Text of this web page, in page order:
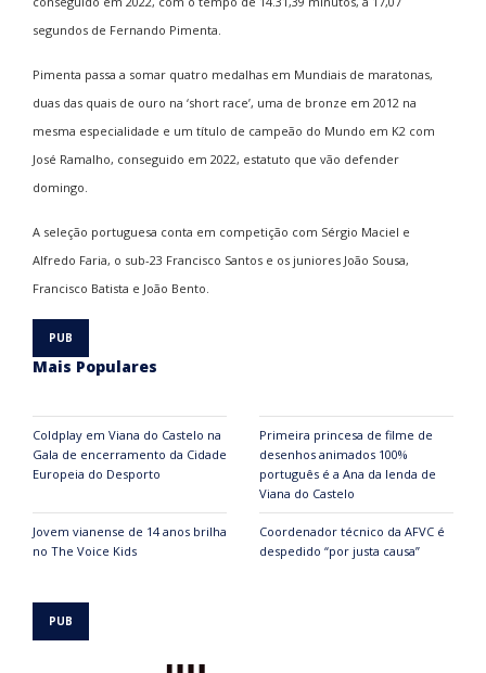
segundos de Fernando Pimenta.
Pimenta passa a somar quatro medalhas em Mundiais de maratonas,
duas das quais de ouro na ‘short race’, uma de bronze em 2012 na
mesma especialidade e um título de campeão do Mundo em K2 com
José Ramalho, conseguido em 2022, estatuto que vão defender
domingo.
A seleção portuguesa conta em competição com Sérgio Maciel e
Alfredo Faria, o sub-23 Francisco Santos e os juniores João Sousa,
Francisco Batista e João Bento.
Mais Populares
Coldplay em Viana do Castelo na
Gala de encerramento da Cidade
Europeia do Desporto
Primeira princesa de filme de
desenhos animados 100%
português é a Ana da lenda de
Viana do Castelo
Jovem vianense de 14 anos brilha
no The Voice Kids
Coordenador técnico da AFVC é
despedido “por justa causa”